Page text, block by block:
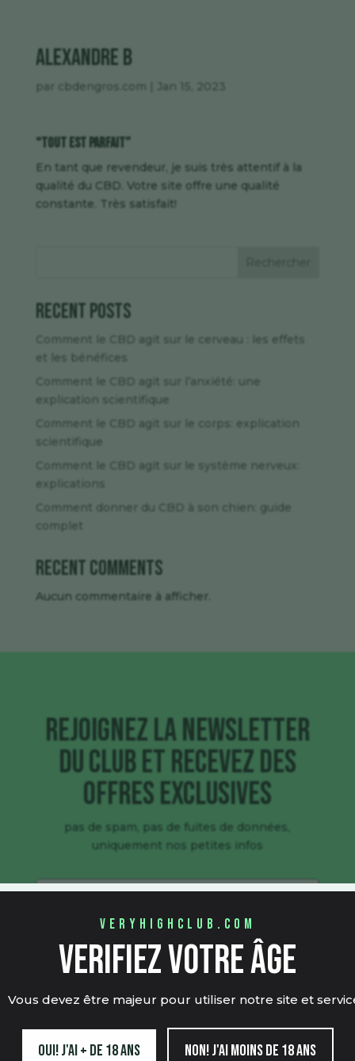
Alexandre B
par cbdengros.com Jan 15, 2023
“Tout est parfait”
En tant que revendeur, je suis très attentif à la
qualité du CBD. Votre site offre une qualité
constante. Très satisfait!
Recent Posts
Comment le CBD agit sur le cerveau : les effets
et les bénéfices
Comment le CBD agit sur l’anxiété: une
explication scientifique
Comment le CBD agit sur le corps: explication
scientifique
Comment le CBD agit sur le système nerveux:
explications
Comment donner du CBD à son chien: guide
complet
Recent Comments
Aucun commentaire à afficher.
Rejoignez la newsletter
du club et recevez des
offres exclusives
pas de spam, pas de fuites de données,
uniquement nos petites infos
S'abonner
veryhighclub.com
verifiez votre âge
Vous devez être majeur pour utiliser notre site et
Oui! j'ai + de 18 ans Non! j'ai moins de 18 ans